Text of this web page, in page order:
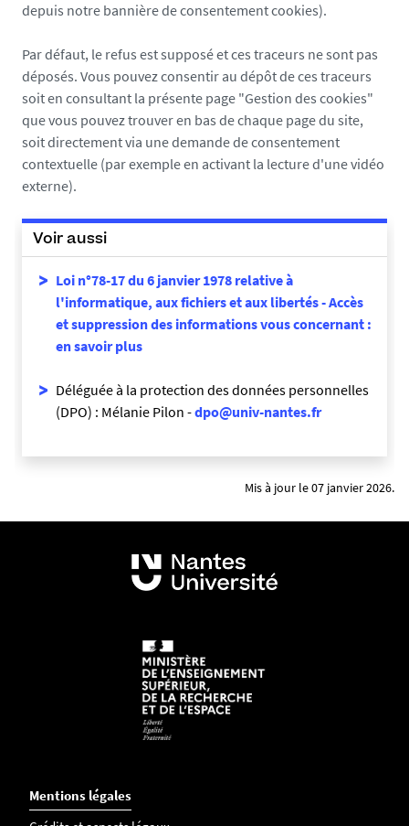
depuis notre bannière de consentement cookies).
Par défaut, le refus est supposé et ces traceurs ne sont pas
déposés. Vous pouvez consentir au dépôt de ces traceurs
soit en consultant la présente page "Gestion des cookies"
que vous pouvez trouver en bas de chaque page du site,
soit directement via une demande de consentement
contextuelle (par exemple en activant la lecture d'une vidéo
externe).
Voir aussi
Loi n°78-17 du 6 janvier 1978 relative à
l'informatique, aux fichiers et aux libertés - Accès
et suppression des informations vous concernant :
en savoir plus
Déléguée à la protection des données personnelles
(DPO) : Mélanie Pilon -dpo@univ-nantes.fr
Mis à jour le 07 janvier 2026.
Mentions légales